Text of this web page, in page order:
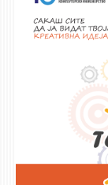
АКТИ
АКТИ
ИНФОРМАЦИИ
АНКЕТИ И
ЗАВРШНИ